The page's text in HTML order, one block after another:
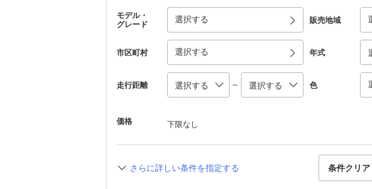
モデル・
グレード
選択する 販売地域
市区町村 選択する 年式
走行距離 ～ 色
価格 下限なし
さらに詳しい条件を指定する 条件クリア